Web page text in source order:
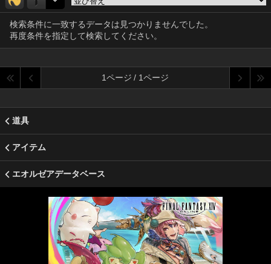
検索条件に一致するデータは見つかりませんでした。
再度条件を指定して検索してください。
1ページ / 1ページ
道具
アイテム
エオルゼアデータベース